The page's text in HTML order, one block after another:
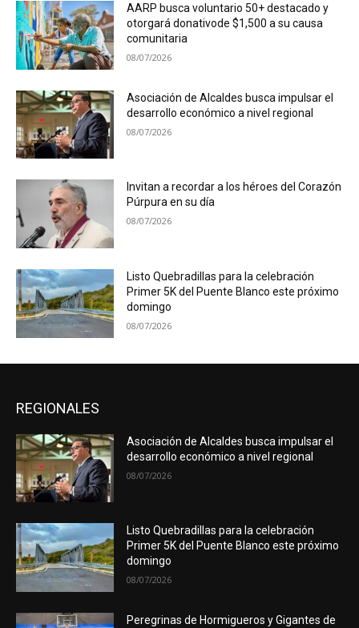
AARP busca voluntario 50+ destacado y
otorgará donativode $1,500 a su causa
comunitaria
08/07/2026
Asociación de Alcaldes busca impulsar el
desarrollo económico a nivel regional
08/07/2026
Invitan a recordar a los héroes del Corazón
Púrpura en su día
08/07/2026
Listo Quebradillas para la celebración
Primer 5K del Puente Blanco este próximo
domingo
08/07/2026
REGIONALES
Asociación de Alcaldes busca impulsar el
desarrollo económico a nivel regional
08/07/2026
Listo Quebradillas para la celebración
Primer 5K del Puente Blanco este próximo
domingo
08/07/2026
Peregrinas de Hormigueros y Gigantes de